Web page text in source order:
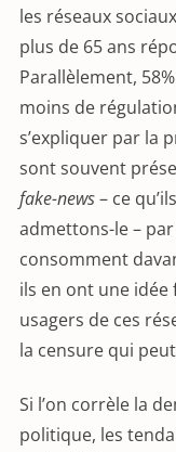
les réseaux
plus de 65 ans
Parallèlement,
moins de
s’expliquer par la
sont souvent
fake-news– ce
admettons-le –
consomment
ils en ont une idée
usagers de ces
la censure qui
Si l’on corrèle la
politique, les